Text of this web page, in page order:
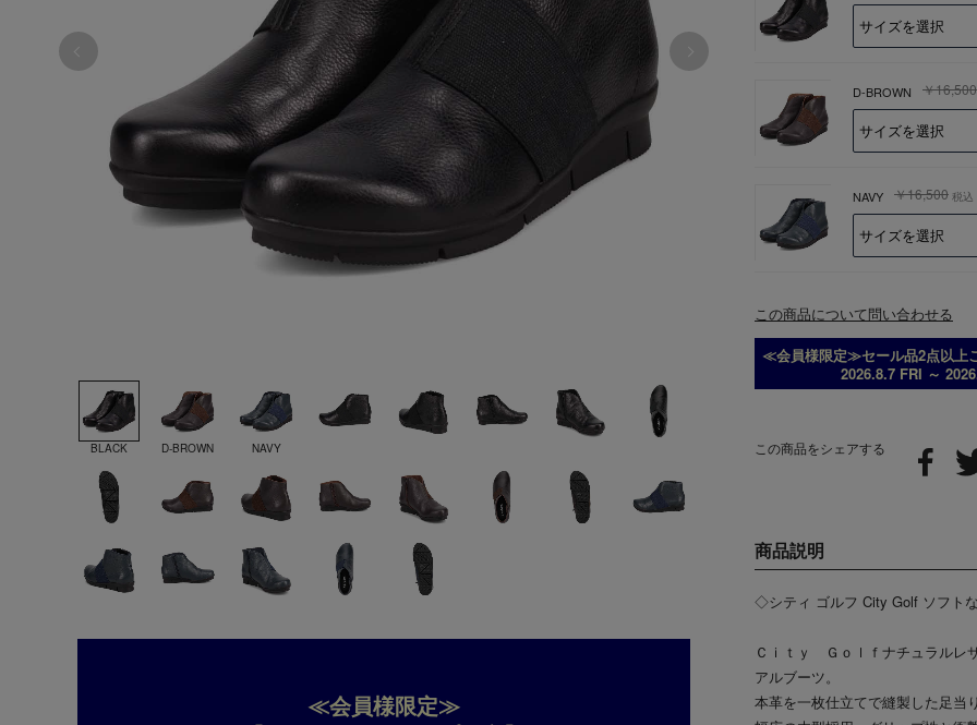
BLACK D-BROWN NAVY
≪会員様限定≫
この商品をシェアする
D-BROWN ￥16,500
NAVY ￥16,500 税込
商品説明
◇シティ ゴルフ City Golf ソフト
Ｃｉｔｙ Ｇｏｌｆナチュラルレ
アルブーツ。
本革を一枚仕立てで縫製した足当
この商品について問い合わせる
≪会員様限定≫セール品2点以上
2026.8.7 FRI ～